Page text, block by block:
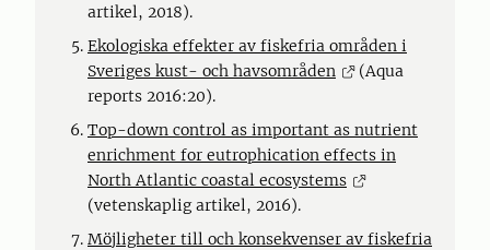
artikel, 2018).
Ekologiska effekter av fiskefria områden i
Sveriges kust- och havsområden
(Aqua
reports 2016:20).
Top-down control as important as nutrient
enrichment for eutrophication effects in
North Atlantic coastal ecosystems
(vetenskaplig artikel, 2016).
Möjligheter till och konsekvenser av fiskefria